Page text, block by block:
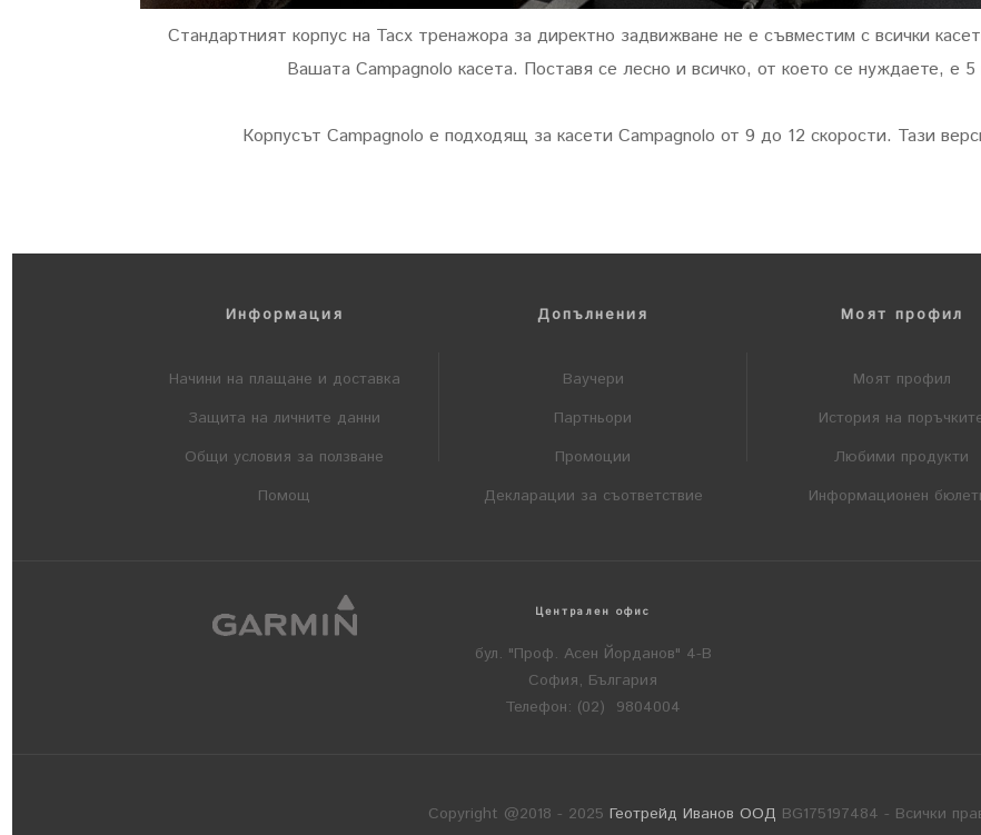
Стандартният корпус на Tacx тренажора за директно задвижване не е съвместим с всички
Вашата Campagnolo касета. Поставя се лесно и всичко, от което се нуждаете, е
Корпусът Campagnolo е подходящ за касети Campagnolo от 9 до 12 скорости. Тази
Информация
Начини на плащане и доставка
Защита на личните данни
Общи условия за ползване
Помощ
Допълнения
Ваучери
Партньори
Промоции
Декларации за съответствие
Моят профил
Моят профил
История на
Любими продукти
Информационен
Централен офис
бул. "Проф. Асен Йорданов" 4-В
София, България
Телефон: (02) 9804004
Copyright @2018 - 2025 Геотрейд Иванов ООД BG175197484 - Всички